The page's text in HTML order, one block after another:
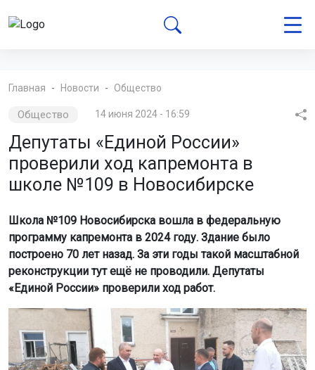
Главная Новости Общество
Общество 14 июня 2024 - 16:59
Депутаты «Единой России»
проверили ход капремонта в
школе №109 в Новосибирске
Школа №109 Новосибирска вошла в федеральную
программу капремонта в 2024 году. Здание было
построено 70 лет назад. За эти годы такой масштабной
реконструкции тут ещё не проводили. Депутаты
«Единой России» проверили ход работ.